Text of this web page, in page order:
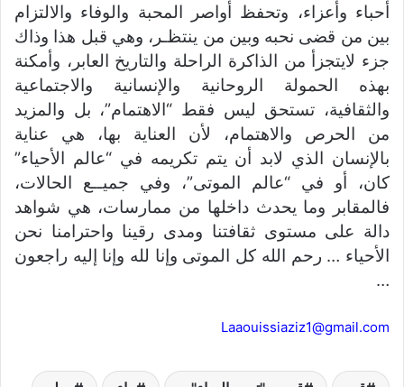
أحباء وأعزاء، وتحفظ أواصر المحبة والوفاء والالتزام
بين من قضى نحبه وبين من ينتظـر، وهي قبل هذا وذاك
جزء لايتجزأ من الذاكرة الراحلة والتاريخ العابر، وأمكنة
بهذه الحمولة الروحانية والإنسانية والاجتماعية
والثقافية، تستحق ليس فقط “الاهتمام”، بل والمزيد
من الحرص والاهتمام، لأن العناية بها، هي عناية
بالإنسان الذي لابد أن يتم تكريمه في “عالم الأحياء”
كان، أو في “عالم الموتى”، وفي جميــع الحالات،
فالمقابر وما يحدث داخلها من ممارسات، هي شواهد
دالة على مستوى ثقافتنا ومدى رقينا واحترامنا نحن
الأحياء … رحم الله كل الموتى وإنا لله وإنا إليه راجعون
…
Laaouissiaziz1@gmail.com